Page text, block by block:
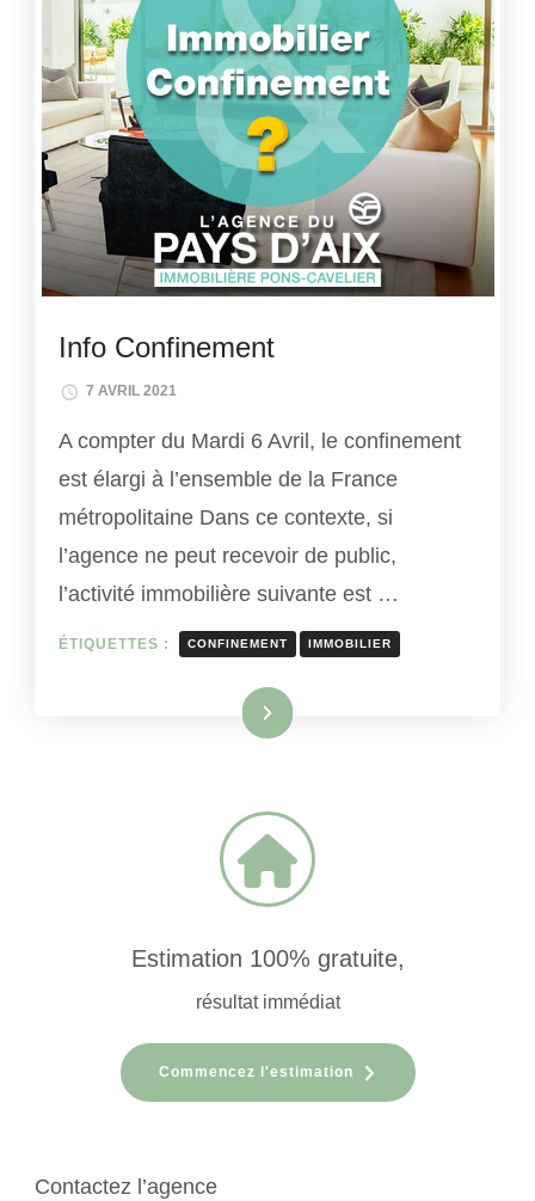
Info Confinement
7 AVRIL 2021
A compter du Mardi 6 Avril, le confinement
est élargi à l’ensemble de la France
métropolitaine Dans ce contexte, si
l’agence ne peut recevoir de public,
l’activité immobilière suivante est …
ÉTIQUETTES : CONFINEMENT IMMOBILIER
Lire la suite
Estimation 100% gratuite,
résultat immédiat
Commencez l'estimation
Contactez l’agence